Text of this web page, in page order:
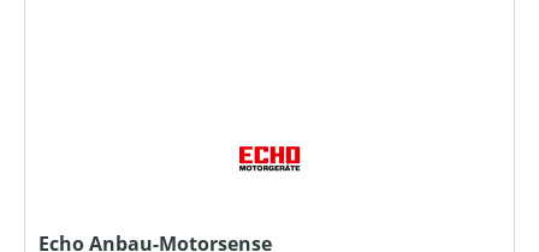
Echo Anbau-Motorsense